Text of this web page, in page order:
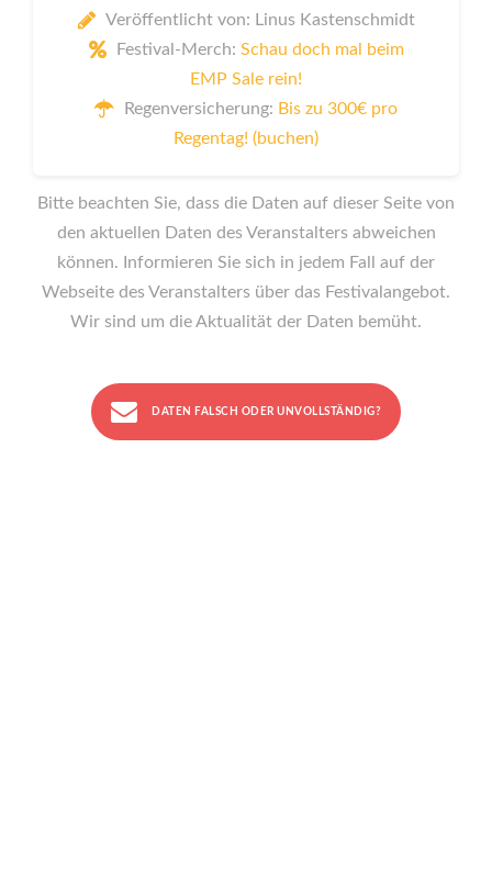
Veröffentlicht von: Linus Kastenschmidt
Festival-Merch: Schau doch mal beim
EMP Sale rein!
Regenversicherung: Bis zu 300€ pro
Regentag! (buchen)
Bitte beachten Sie, dass die Daten auf dieser Seite von
den aktuellen Daten des Veranstalters abweichen
können. Informieren Sie sich in jedem Fall auf der
Webseite des Veranstalters über das Festivalangebot.
Wir sind um die Aktualität der Daten bemüht.
DATEN FALSCH ODER UNVOLLSTÄNDIG?